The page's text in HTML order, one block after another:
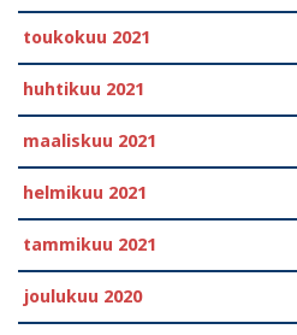
toukokuu 2021
huhtikuu 2021
maaliskuu 2021
helmikuu 2021
tammikuu 2021
joulukuu 2020